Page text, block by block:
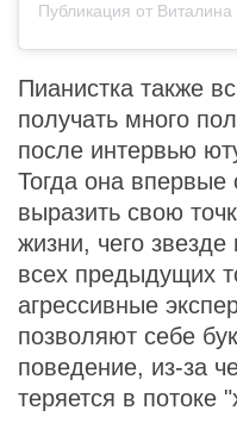
Пианистка также
получать много
после интервью
Тогда она впервые
выразить свою
жизни, чего
всех предыдущих
агрессивные
позволяют себе
поведение, из-за
теряется в потоке